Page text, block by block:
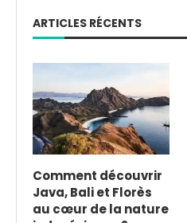
ARTICLES RÉCENTS
Comment découvrir
Java, Bali et Florès
au cœur de la nature